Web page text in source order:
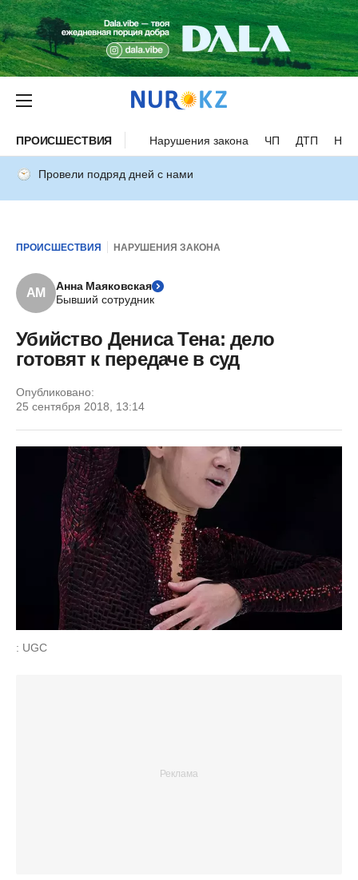
ПРОИСШЕСТВИЯ Нарушения закона ЧП ДТП
Провели подряд дней с нами
ПРОИСШЕСТВИЯ НАРУШЕНИЯ ЗАКОНА
АМ
Анна Маяковская
Бывший сотрудник
Убийство Дениса Тена: дело
готовят к передаче в суд
Опубликовано:
25 сентября 2018, 13:14
: UGC